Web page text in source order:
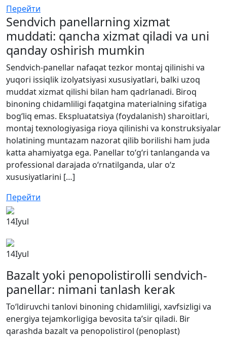
Перейти
Sendvich panellarning xizmat
muddati: qancha xizmat qiladi va uni
qanday oshirish mumkin
Sendvich-panellar nafaqat tezkor montaj qilinishi va
yuqori issiqlik izolyatsiyasi xususiyatlari, balki uzoq
muddat xizmat qilishi bilan ham qadrlanadi. Biroq
binoning chidamliligi faqatgina materialning sifatiga
bog‘liq emas. Ekspluatatsiya (foydalanish) sharoitlari,
montaj texnologiyasiga rioya qilinishi va konstruksiyalar
holatining muntazam nazorat qilib borilishi ham juda
katta ahamiyatga ega. Panellar to‘g‘ri tanlanganda va
professional darajada o‘rnatilganda, ular o‘z
xususiyatlarini […]
Перейти
14Iyul
14Iyul
Bazalt yoki penopolistirolli sendvich-
panellar: nimani tanlash kerak
To‘ldiruvchi tanlovi binoning chidamliligi, xavfsizligi va
energiya tejamkorligiga bevosita ta’sir qiladi. Bir
qarashda bazalt va penopolistirol (penoplast)